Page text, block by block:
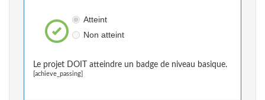
Atteint
Non atteint
Le projet DOIT atteindre un badge de niveau basique.
[achieve_passing]